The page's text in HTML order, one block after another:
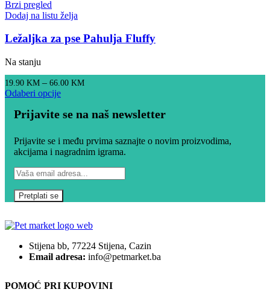
Brzi pregled
Dodaj na listu želja
Ležaljka za pse Pahulja Fluffy
Na stanju
19.90 KM – 66.00 KM
Odaberi opcije
Prijavite se na naš newsletter
Prijavite se i među prvima saznajte o novim proizvodima,
akcijama i nagradnim igrama.
Stijena bb, 77224 Stijena, Cazin
Email adresa: info@petmarket.ba
POMOĆ PRI KUPOVINI